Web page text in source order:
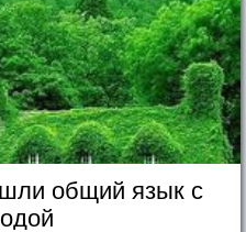
общий язык с